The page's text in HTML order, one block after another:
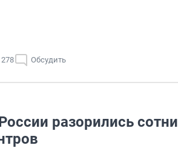
278 Обсудить
разорились сотни